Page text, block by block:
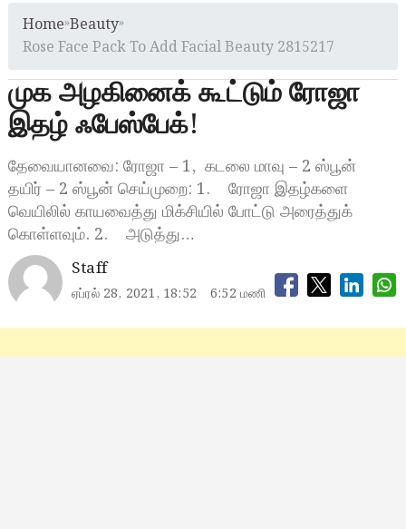
Home»Beauty»
Rose Face Pack To Add Facial Beauty 2815217
முக அழகினைக் கூட்டும் ரோஜா
இதழ் ஃபேஸ்பேக்!
தேவையானவை: ரோஜா – 1, கடலை மாவு – 2 ஸ்பூன்
தயிர் – 2 ஸ்பூன் செய்முறை: 1. ரோஜா இதழ்களை
வெயிலில் காயவைத்து மிக்சியில் போட்டு அரைத்துக்
கொள்ளவும். 2. அடுத்து…
Staff
ஏப்ரல் 28, 2021, 18:52 6:52 மணி